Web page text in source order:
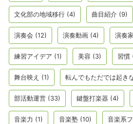
文化部の地域移行 (4) 曲目紹介 (9)
演奏会 (12) 演奏動画 (4) 演奏家
練習アイデア (1) 美容 (3) 習慣
舞台映え (1) 転んでもただでは起き
部活動運営 (33) 鍵盤打楽器 (4)
音楽力 (1) 音楽塾 (10) 音楽系